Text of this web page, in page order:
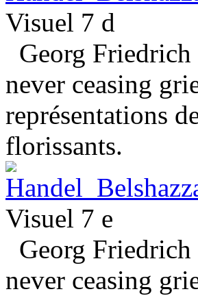
Visuel 7 d
Georg
never ceasing
représentations
florissants.
Visuel 7 e
Georg
never ceasing